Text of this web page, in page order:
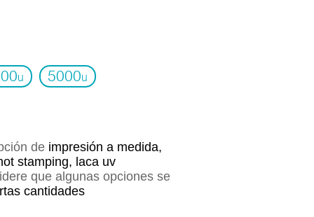
u 5000u
de impresión a medida,
stamping, laca uv
que algunas opciones se
cantidades